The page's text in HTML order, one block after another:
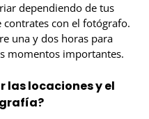
dependiendo de tus
contrates con el fotógrafo.
una y dos horas para
momentos importantes.
las locaciones y el